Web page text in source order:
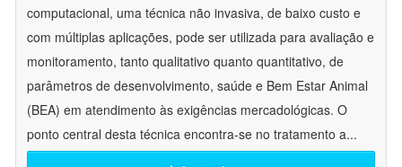
computacional, uma técnica não invasiva, de baixo custo e
com múltiplas aplicações, pode ser utilizada para avaliação e
monitoramento, tanto qualitativo quanto quantitativo, de
parâmetros de desenvolvimento, saúde e Bem Estar Animal
(BEA) em atendimento às exigências mercadológicas. O
ponto central desta técnica encontra-se no tratamento a...